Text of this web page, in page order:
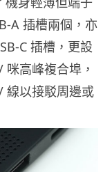
A 插槽兩個，亦
C 插槽，更設
高峰複合埠，
線以接駁周邊或